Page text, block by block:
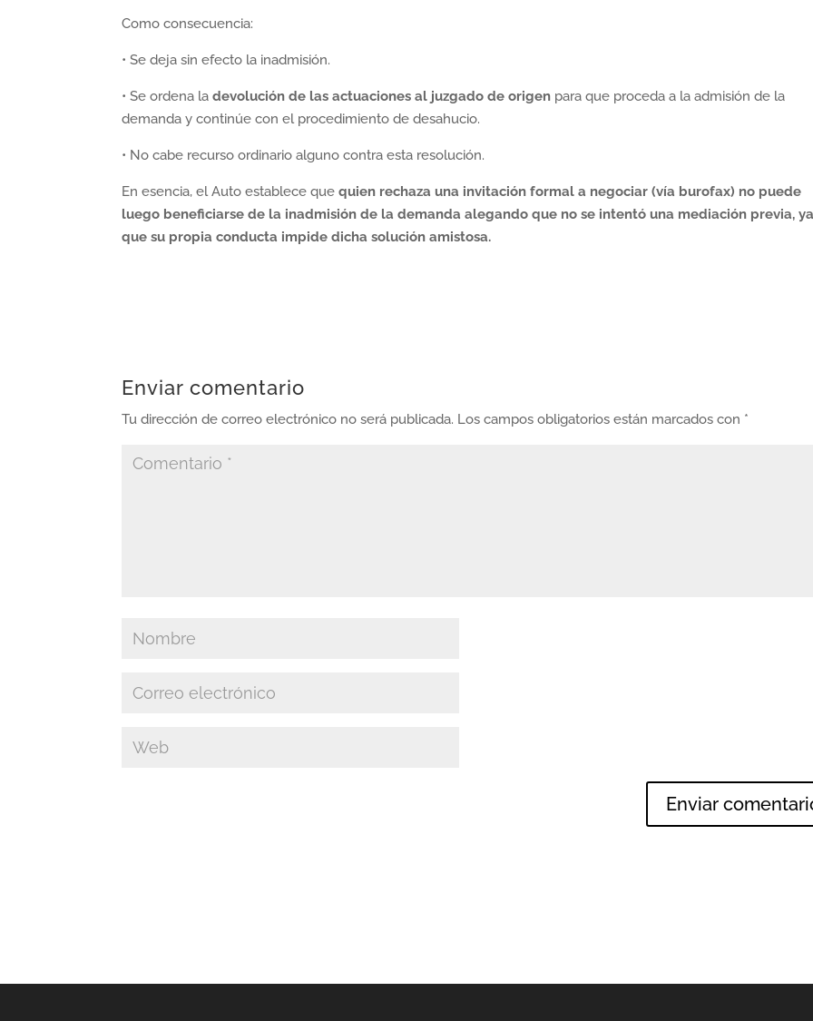
Como consecuencia:
• Se deja sin efecto la inadmisión.
• Se ordena ladevolución de las actuaciones al juzgado de origen para que proceda a la admisión de la
demanda y continúe con el procedimiento de desahucio.
• No cabe recurso ordinario alguno contra esta resolución.
En esencia, el Auto establece que quien rechaza una invitación formal a negociar (vía burofax) no puede
luego beneficiarse de la inadmisión de la demanda alegando que no se intentó una mediación previa,
que su propia conducta impide dicha solución amistosa.
Enviar comentario
Tu dirección de correo electrónico no será publicada. Los campos obligatorios están marcados con *